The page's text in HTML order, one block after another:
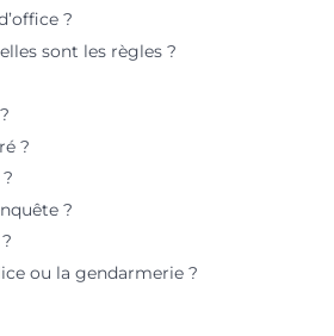
?
sont les règles ?
?
?
ou la gendarmerie ?